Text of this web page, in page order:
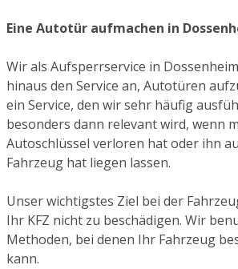
Eine Autotür aufmachen in
Wir als Aufsperrservice in
hinaus den Service an, Autotüren
ein Service, den wir sehr häufig
besonders dann relevant wird, wenn
Autoschlüssel verloren hat oder ihn
Fahrzeug hat liegen lassen.
Unser wichtigstes Ziel bei der
Ihr KFZ nicht zu beschädigen. Wir
Methoden, bei denen Ihr Fahrzeug
kann.